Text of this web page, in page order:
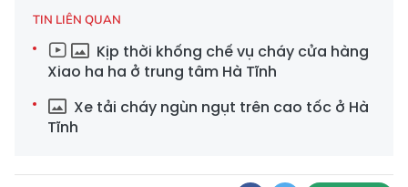
TIN LIÊN QUAN
Kịp thời khống chế vụ cháy cửa hàng
Xiao ha ha ở trung tâm Hà Tĩnh
Xe tải cháy ngùn ngụt trên cao tốc ở Hà
Tĩnh